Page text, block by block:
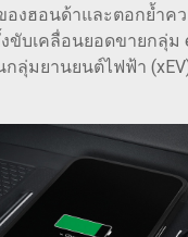
องฮอนด้าและตอกย้ำค
ขับเคลื่อนยอดขายกลุ่ม
ลุ่มยานยนต์ไฟฟ้า